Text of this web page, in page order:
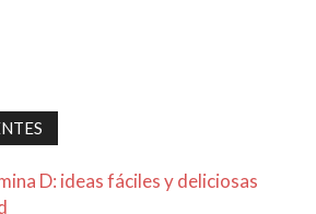
D: ideas fáciles y deliciosas